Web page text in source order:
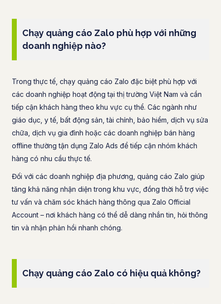
Chạy quảng cáo Zalo phù hợp với những
doanh nghiệp nào?
Trong thực tế, chạy quảng cáo Zalo đặc biệt phù hợp với
các doanh nghiệp hoạt động tại thị trường Việt Nam và cần
tiếp cận khách hàng theo khu vực cụ thể. Các ngành như
giáo dục, y tế, bất động sản, tài chính, bảo hiểm, dịch vụ sửa
chữa, dịch vụ gia đình hoặc các doanh nghiệp bán hàng
offline thường tận dụng Zalo Ads để tiếp cận nhóm khách
hàng có nhu cầu thực tế.
Đối với các doanh nghiệp địa phương, quảng cáo Zalo giúp
tăng khả năng nhận diện trong khu vực, đồng thời hỗ trợ việc
tư vấn và chăm sóc khách hàng thông qua Zalo Official
Account – nơi khách hàng có thể dễ dàng nhắn tin, hỏi thông
tin và nhận phản hồi nhanh chóng.
Chạy quảng cáo Zalo có hiệu quả không?